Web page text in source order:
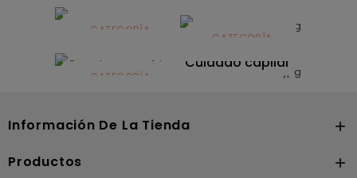
Alimentación
infantilCATEGORÍA
Dermocosmética
CATEGORÍA
Solares
CATEGORÍA
Cuidado capilar
Información De La Tienda 
Productos 